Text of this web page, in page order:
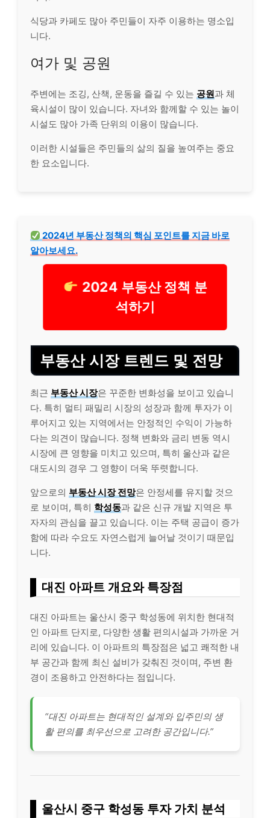
식당과 카페도 많아 주민들이 자주 이용하는 명소입
니다.
여가 및 공원
주변에는 조깅, 산책, 운동을 즐길 수 있는 공원과 체
육시설이 많이 있습니다. 자녀와 함께할 수 있는 놀이
시설도 많아 가족 단위의 이용이 많습니다.
이러한 시설들은 주민들의 삶의 질을 높여주는 중요
한 요소입니다.
2024년 부동산 정책의 핵심 포인트를 지금 바로
알아보세요.
2024 부동산 정책 분
석하기
부동산 시장 트렌드 및 전망
최근 부동산 시장은 꾸준한 변화성을 보이고 있습니
다. 특히 멀티 패밀리 시장의 성장과 함께 투자가 이
루어지고 있는 지역에서는 안정적인 수익이 가능하
다는 의견이 많습니다. 정책 변화와 금리 변동 역시
시장에 큰 영향을 미치고 있으며, 특히 울산과 같은
대도시의 경우 그 영향이 더욱 뚜렷합니다.
앞으로의 부동산 시장 전망은 안정세를 유지할 것으
로 보이며, 특히 학성동과 같은 신규 개발 지역은 투
자자의 관심을 끌고 있습니다. 이는 주택 공급이 증가
함에 따라 수요도 자연스럽게 늘어날 것이기 때문입
니다.
대진 아파트 개요와 특장점
대진 아파트는 울산시 중구 학성동에 위치한 현대적
인 아파트 단지로, 다양한 생활 편의시설과 가까운 거
리에 있습니다. 이 아파트의 특장점은 넓고 쾌적한 내
부 공간과 함께 최신 설비가 갖춰진 것이며, 주변 환
경이 조용하고 안전하다는 점입니다.
“대진 아파트는 현대적인 설계와 입주민의 생
활 편의를 최우선으로 고려한 공간입니다.”
울산시 중구 학성동 투자 가치 분석